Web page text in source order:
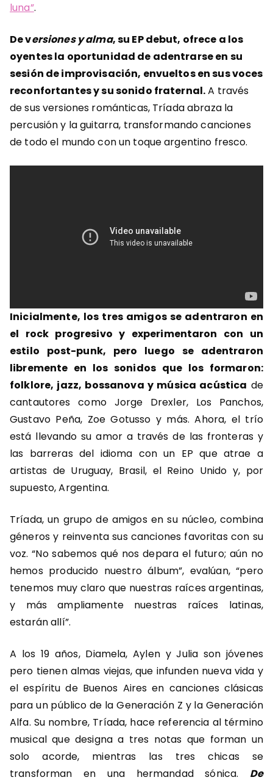
luna”.
De versiones y alma, su EP debut, ofrece a los
oyentes la oportunidad de adentrarse en su
sesión de improvisación, envueltos en sus voces
reconfortantes y su sonido fraternal.A través
de sus versiones románticas, Tríada abraza la
percusión y la guitarra, transformando canciones
de todo el mundo con un toque argentino fresco.
Inicialmente, los tres amigos se adentraron en
el rock progresivo y experimentaron con un
estilo post-punk, pero luego se adentraron
libremente en los sonidos que los formaron:
folklore, jazz, bossanova y música acústica de
cantautores como Jorge Drexler, Los Panchos,
Gustavo Peña, Zoe Gotusso y más. Ahora, el trío
está llevando su amor a través de las fronteras y
las barreras del idioma con un EP que atrae a
artistas de Uruguay, Brasil, el Reino Unido y, por
supuesto, Argentina.
Tríada, un grupo de amigos en su núcleo, combina
géneros y reinventa sus canciones favoritas con su
voz. “No sabemos qué nos depara el futuro; aún no
hemos producido nuestro álbum”, evalúan, “pero
tenemos muy claro que nuestras raíces argentinas,
y más ampliamente nuestras raíces latinas,
estarán allí”.
A los 19 años, Diamela, Aylen y Julia son jóvenes
pero tienen almas viejas, que infunden nueva vida y
el espíritu de Buenos Aires en canciones clásicas
para un público de la Generación Z y la Generación
Alfa. Su nombre, Tríada, hace referencia al término
musical que designa a tres notas que forman un
solo acorde, mientras las tres chicas se
transforman en una hermandad sónica. De